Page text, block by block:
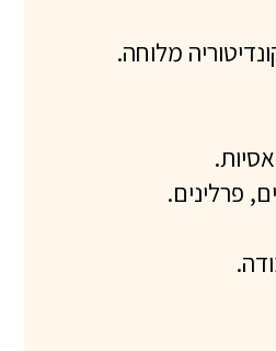
מלוחה.
פרלינים.